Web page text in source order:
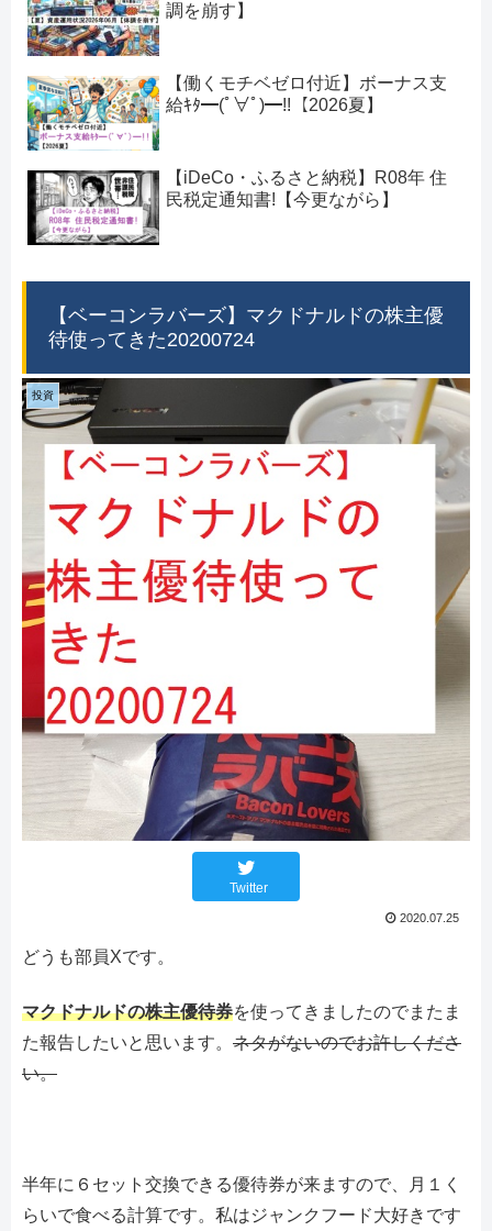
調を崩す】
【働くモチベゼロ付近】ボーナス支
給ｷﾀ━(ﾟ∀ﾟ)━!!【2026夏】
【iDeCo・ふるさと納税】R08年 住
民税定通知書!【今更ながら】
【ベーコンラバーズ】マクドナルドの株主優
待使ってきた20200724
投資
Twitter
2020.07.25
どうも部員Xです。
マクドナルドの株主優待券を使ってきましたのでまたま
た報告したいと思います。 ネタがないのでお許しくださ
い。
半年に６セット交換できる優待券が来ますので、月１く
らいで食べる計算です。私はジャンクフード大好きです